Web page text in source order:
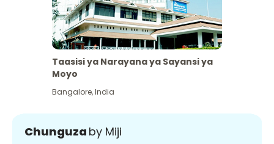
Taasisi ya Narayana ya Sayansi ya
Moyo
Bangalore,India
Chunguza by Miji